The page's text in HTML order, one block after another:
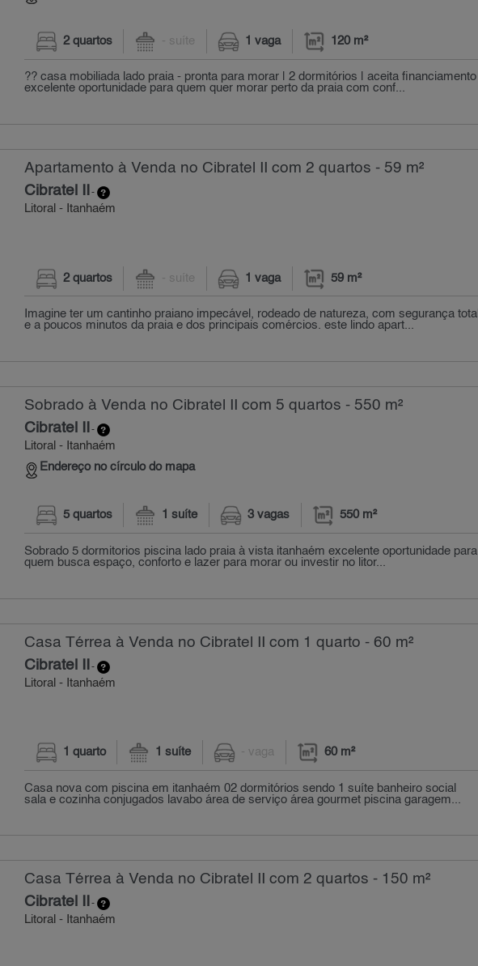
2 quartos - suíte 1 vaga 120 m²
?? casa mobiliada lado praia - pronta para morar | 2 dormitórios | aceita financiamento
excelente oportunidade para quem quer morar perto da praia com conf...
Apartamento à Venda no Cibratel II com 2 quartos - 59 m²
Cibratel II -
Litoral - Itanhaém
2 quartos - suíte 1 vaga 59 m²
Imagine ter um cantinho praiano impecável, rodeado de natureza, com segurança total
e a poucos minutos da praia e dos principais comércios. este lindo apart...
Sobrado à Venda no Cibratel II com 5 quartos - 550 m²
Cibratel II -
Litoral - Itanhaém
Endereço no círculo do mapa
5 quartos 1 suíte 3 vagas 550 m²
Sobrado 5 dormitorios piscina lado praia à vista itanhaém excelente oportunidade para
quem busca espaço, conforto e lazer para morar ou investir no litor...
Casa Térrea à Venda no Cibratel II com 1 quarto - 60 m²
Cibratel II -
Litoral - Itanhaém
1 quarto 1 suíte - vaga 60 m²
Casa nova com piscina em itanhaém 02 dormitórios sendo 1 suíte banheiro social
sala e cozinha conjugados lavabo área de serviço área gourmet piscina garagem...
Casa Térrea à Venda no Cibratel II com 2 quartos - 150 m²
Cibratel II -
Litoral - Itanhaém